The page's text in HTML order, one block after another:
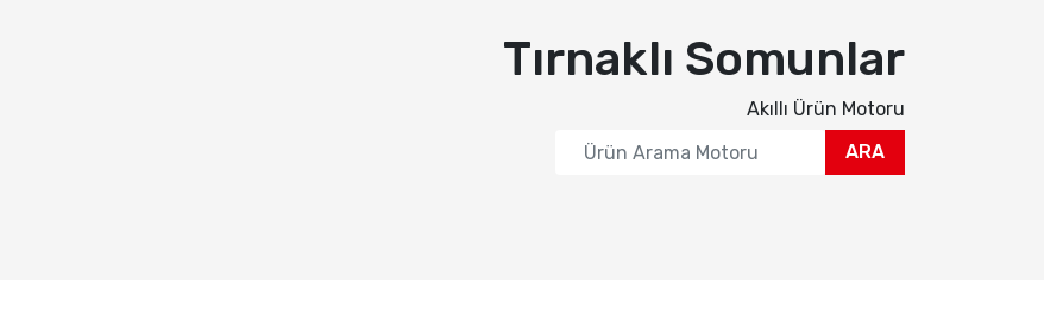
Tırnaklı Somunlar
Akıllı Ürün Motoru
ARA